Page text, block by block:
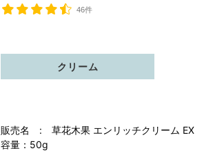
46件
販売名 : 草花木果 エンリッチクリーム EX
容量：50g
クリーム